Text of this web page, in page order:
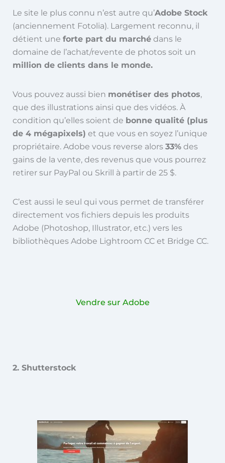
Le site le plus connu n’est autre qu’Adobe Stock
(anciennement Fotolia). Largement reconnu, il
détient une forte part du marchédans le
domaine de l’achat/revente de photos soit un
million de clients dans le monde.
Vous pouvez aussi bien monétiser des photos,
que des illustrations ainsi que des vidéos. À
condition qu’elles soient de bonne qualité (plus
de 4 mégapixels) et que vous en soyez l’unique
propriétaire. Adobe vous reverse alors 33%des
gains de la vente, des revenus que vous pourrez
retirer sur PayPal ou Skrill à partir de 25 $.
C’est aussi le seul qui vous permet de transférer
directement vos fichiers depuis les produits
Adobe (Photoshop, Illustrator, etc.) vers les
bibliothèques Adobe Lightroom CC et Bridge CC.
Vendre sur Adobe
2. Shutterstock